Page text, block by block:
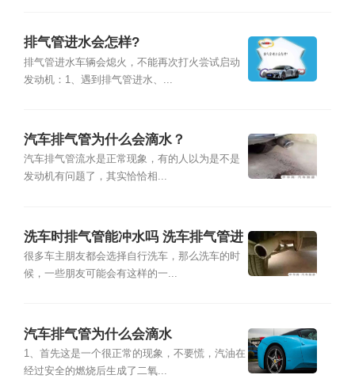
排气管进水会怎样?
排气管进水车辆会熄火，不能再次打火尝试启动
发动机：1、遇到排气管进水、...
汽车排气管为什么会滴水？
汽车排气管流水是正常现象，有的人以为是不是
发动机有问题了，其实恰恰相...
洗车时排气管能冲水吗 洗车排气管进
水会怎么样
很多车主朋友都会选择自行洗车，那么洗车的时
候，一些朋友可能会有这样的一...
汽车排气管为什么会滴水
1、首先这是一个很正常的现象，不要慌，汽油在
经过安全的燃烧后生成了二氧...